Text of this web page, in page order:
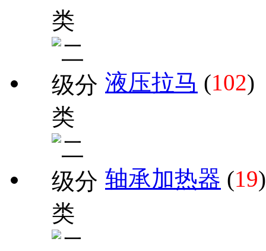
液压拉马 (102)
轴承加热器 (19)